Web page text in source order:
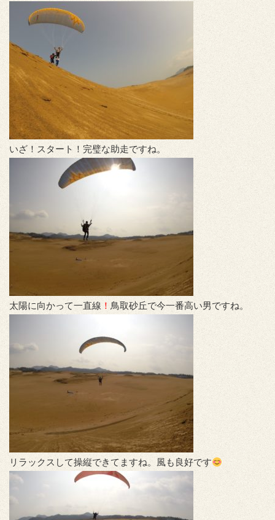
いざ！スタート！完璧な助走ですね。
太陽に向かって一直線 ！ 鳥取砂丘で今一番高い男ですね。
リラックスして操縦できてますね。風も良好です